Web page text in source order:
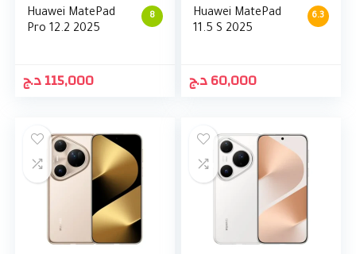
8
Huawei MatePad
Pro 12.2 2025
115,000د.ج
6.3
Huawei MatePad
11.5 S 2025
60,000د.ج